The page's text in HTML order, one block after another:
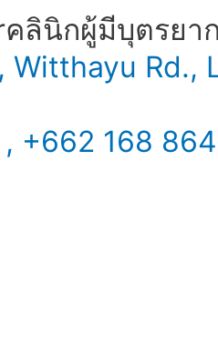
คลินิกผู้มีบุตรย
Witthayu
+662 168